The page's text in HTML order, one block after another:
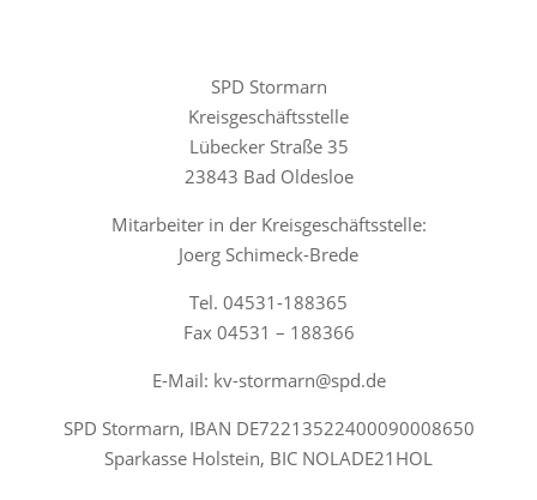
SPD Stormarn
Kreisgeschäftsstelle
Lübecker Straße 35
23843 Bad Oldesloe
Mitarbeiter in der Kreisgeschäftsstelle:
Joerg Schimeck-Brede
Tel. 04531-188365
Fax 04531 – 188366
E-Mail: kv-stormarn@spd.de
SPD Stormarn, IBAN DE72213522400090008650
Sparkasse Holstein, BIC NOLADE21HOL